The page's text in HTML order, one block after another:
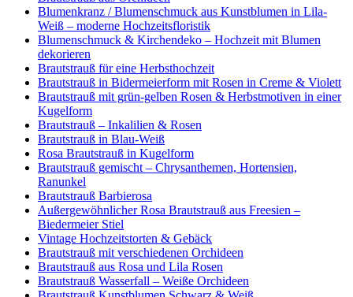
Blumenkranz / Blumenschmuck aus Kunstblumen in Lila-
Weiß – moderne Hochzeitsfloristik
Blumenschmuck & Kirchendeko – Hochzeit mit Blumen
dekorieren
Brautstrauß für eine Herbsthochzeit
Brautstrauß in Bidermeierform mit Rosen in Creme & Violett
Brautstrauß mit grün-gelben Rosen & Herbstmotiven in einer
Kugelform
Brautstrauß – Inkalilien & Rosen
Brautstrauß in Blau-Weiß
Rosa Brautstrauß in Kugelform
Brautstrauß gemischt – Chrysanthemen, Hortensien,
Ranunkel
Brautstrauß Barbierosa
Außergewöhnlicher Rosa Brautstrauß aus Freesien –
Biedermeier Stiel
Vintage Hochzeitstorten & Gebäck
Brautstrauß mit verschiedenen Orchideen
Brautstrauß aus Rosa und Lila Rosen
Brautstrauß Wasserfall – Weiße Orchideen